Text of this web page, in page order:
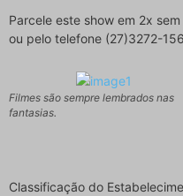
Parcele este show em 2x
ou pelo telefone (27)3272-
Filmes são sempre lembrados nas
fantasias.
Classificação do